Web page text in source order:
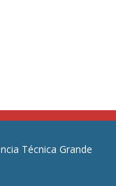
Técnica Grande